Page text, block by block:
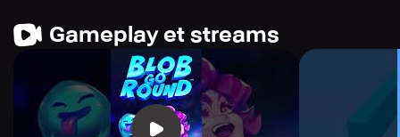
Gameplay et streams